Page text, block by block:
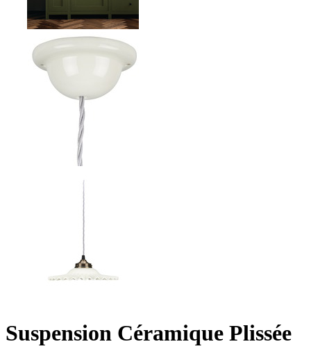
Suspension Céramique Plissée